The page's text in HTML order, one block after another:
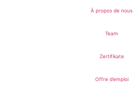
À propos de nous
Team
Zertifikate
Offre d’emploi